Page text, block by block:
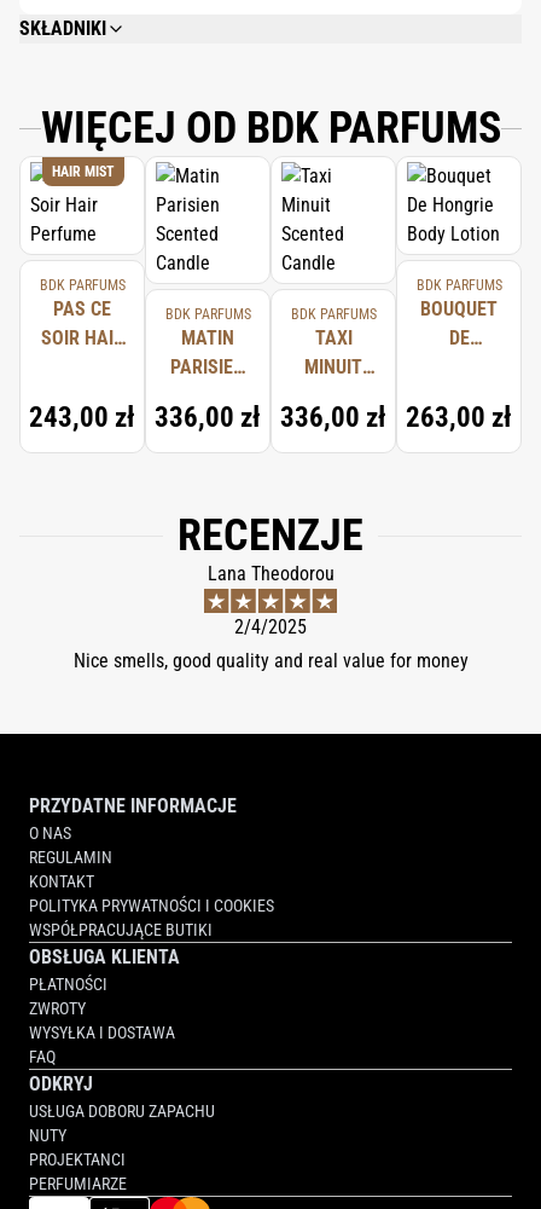
SKŁADNIKI
WIĘCEJ OD BDK PARFUMS
HAIR MIST
BDK PARFUMS
PAS CE
SOIR HAIR
243,00 zł
BDK PARFUMS
MATIN
PARISIEN
CANDLE
336,00 zł
BDK PARFUMS
TAXI
MINUIT
CANDLE
336,00 zł
BDK PARFUMS
BOUQUET
DE
LOTION
263,00 zł
RECENZJE
Lana Theodorou
2/4/2025
Nice smells, good quality and real value for money
PRZYDATNE INFORMACJE
O NAS
REGULAMIN
KONTAKT
POLITYKA PRYWATNOŚCI I COOKIES
WSPÓŁPRACUJĄCE BUTIKI
OBSŁUGA KLIENTA
PŁATNOŚCI
ZWROTY
WYSYŁKA I DOSTAWA
FAQ
ODKRYJ
USŁUGA DOBORU ZAPACHU
NUTY
PROJEKTANCI
PERFUMIARZE